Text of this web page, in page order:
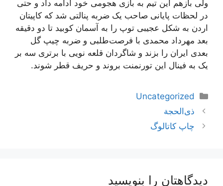
ولی بازهم این تیم به بازی هجومی خود ادامه داد و حتی
در لحظات پایانی صاحب یک ضربه پنالتی شد که کاپیتان
اردن به شکل عجیبی توپ را به آسمان کوبید تا دو دقیقه
بعد مهرداد محمدی با فرصت‌طلبی و ضربه چیپ گل
بعدی ایران را بزند و شاگردان قلعه نویی با برتری سه بر
یک به فینال این تورنمنت بروند و حریف قطر شوند.
دسته‌ها
Uncategorized
ناوبری
نوشته‌ها
ذی‌الحجة
چاپ کاتالوگ
دیدگاهتان را بنویسید